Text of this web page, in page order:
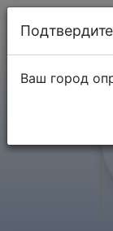
Ваш город